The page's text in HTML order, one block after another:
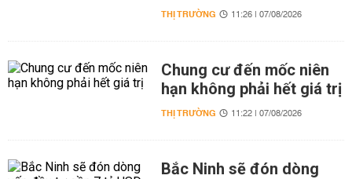
THỊ TRƯỜNG 11:26 | 07/08/2026
Chung cư đến mốc niên
hạn không phải hết giá trị
THỊ TRƯỜNG 11:22 | 07/08/2026
Bắc Ninh sẽ đón dòng